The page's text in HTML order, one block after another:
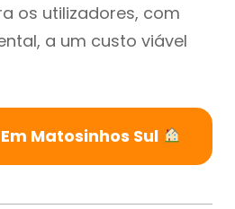
os utilizadores, com
a um custo viável
Matosinhos Sul